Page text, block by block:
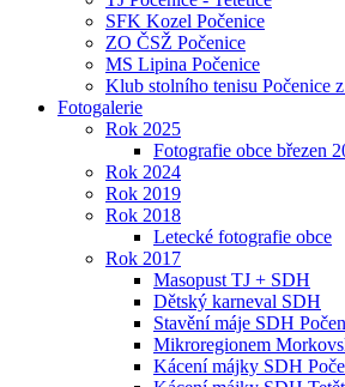
SFK Kozel Počenice
ZO ČSŽ Počenice
MS Lipina Počenice
Klub stolního tenisu Počenice
Fotogalerie
Rok 2025
Fotografie obce březen
Rok 2024
Rok 2019
Rok 2018
Letecké fotografie obce
Rok 2017
Masopust TJ + SDH
Dětský karneval SDH
Stavění máje SDH
Mikroregionem
Kácení májky SDH